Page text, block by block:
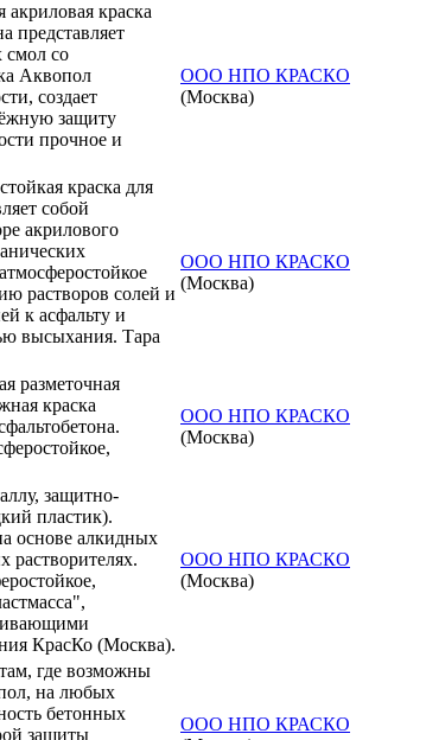
краска
представляет
смол со
Аквопол
создает
защиту
прочное и
ООО НПО КРАСКО
(Москва)
краска для
собой
акрилового
растворов солей и
к асфальту и
высыхания. Тара
ООО НПО КРАСКО
(Москва)
разметочная
краска
ООО НПО КРАСКО
(Москва)
защитно-
пластик).
основе алкидных
растворителях.
КрасКо (Москва).
ООО НПО КРАСКО
(Москва)
где возможны
на любых
бетонных
защиты
ООО НПО КРАСКО